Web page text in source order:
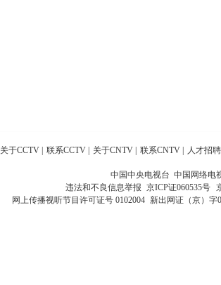
关于CCTV 联系CCTV 关于CNTV 联系CNTV 人才招聘
中国中央电视台 中国网络电
违法和不良信息举报 京ICP证060535号
网上传播视听节目许可证号 0102004 新出网证（京）